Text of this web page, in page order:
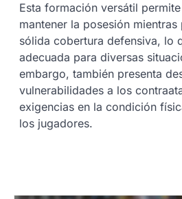
Esta formación versátil
mantener la posesión
sólida cobertura defensiva, lo
adecuada para diversas
embargo, también presenta
vulnerabilidades a los
exigencias en la condición
los jugadores.